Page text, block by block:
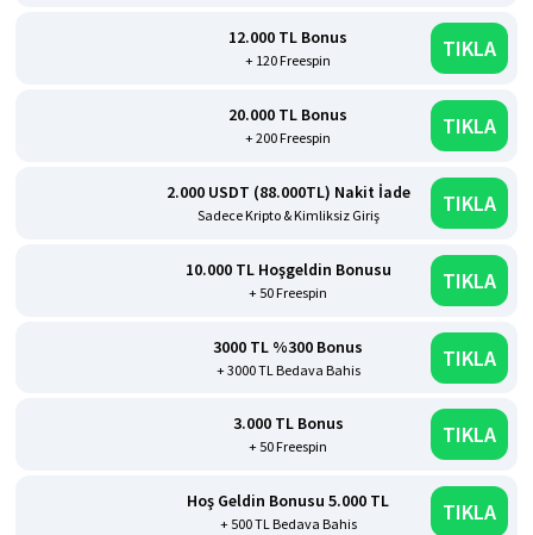
12.000 TL Bonus
+ 120 Freespin TIKLA
20.000 TL Bonus
+ 200 Freespin TIKLA
2.000 USDT (88.000TL) Nakit İade
Sadece Kripto & Kimliksiz Giriş TIKLA
10.000 TL Hoşgeldin Bonusu
+ 50 Freespin TIKLA
3000 TL %300 Bonus
+ 3000 TL Bedava Bahis TIKLA
3.000 TL Bonus
+ 50 Freespin TIKLA
Hoş Geldin Bonusu 5.000 TL
+ 500 TL Bedava Bahis TIKLA